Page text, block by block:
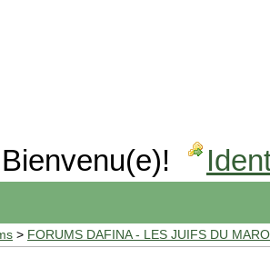
Bienvenu(e)!
> FORUMS DAFINA - LES JUIFS DU